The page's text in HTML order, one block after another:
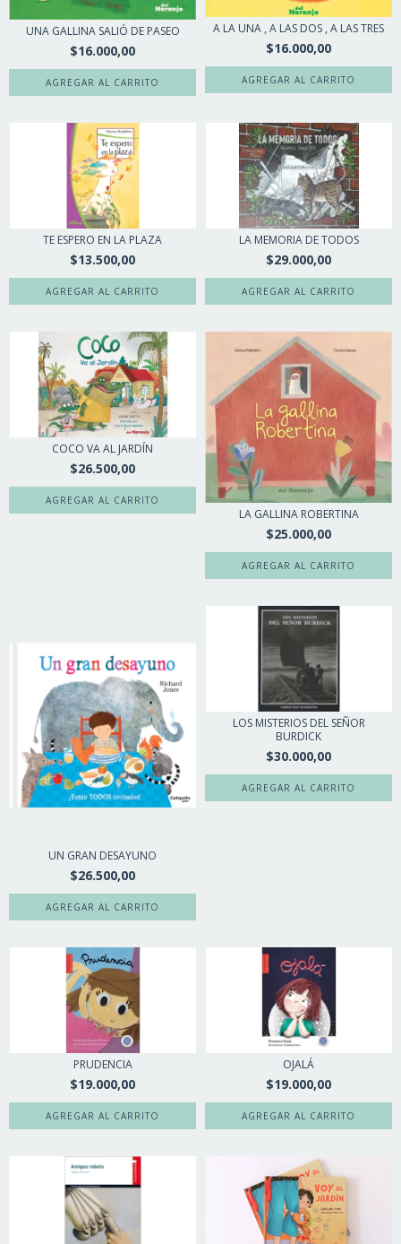
UNA GALLINA SALIÓ DE PASEO
$16.000,00
A LA UNA , A LAS DOS , A LAS TRES
$16.000,00
TE ESPERO EN LA PLAZA
$13.500,00
LA MEMORIA DE TODOS
$29.000,00
COCO VA AL JARDÍN
$26.500,00
LA GALLINA ROBERTINA
$25.000,00
UN GRAN DESAYUNO
$26.500,00
LOS MISTERIOS DEL SEÑOR
BURDICK
$30.000,00
PRUDENCIA
$19.000,00
OJALÁ
$19.000,00